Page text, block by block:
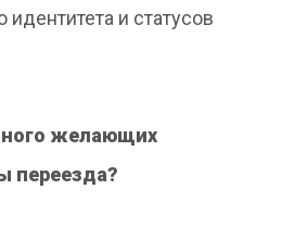
и статусов
желающих
переезда?